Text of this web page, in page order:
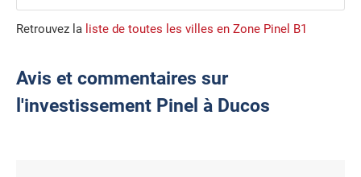
Retrouvez la liste de toutes les villes en Zone Pinel B1
Avis et commentaires sur
l'investissement Pinel à Ducos